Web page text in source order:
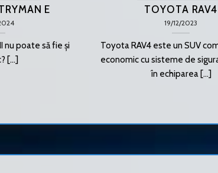
E
nu poate să fie și
[...]
TOYOTA RAV4
19/12/2023
Toyota RAV4 este un SUV
economic cu sisteme de
în echiparea [...]